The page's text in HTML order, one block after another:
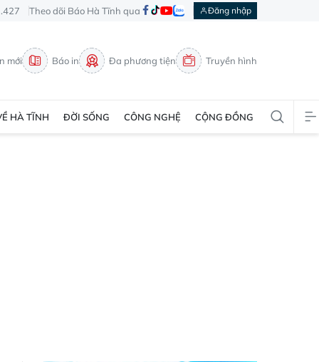
Theo dõi Báo Hà Tĩnh qua Đăng nhập
mới Báo in Đa phương tiện Truyền hình
HÀ TĨNH ĐỜI SỐNG CÔNG NGHỆ CỘNG ĐỒNG